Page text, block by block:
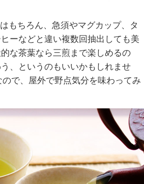
もちろん、急須やマグカップ、タ
ーなどと違い複数回抽出しても美
な茶葉なら三煎まで楽しめるの
、というのもいいかもしれませ
で、屋外で野点気分を味わってみ